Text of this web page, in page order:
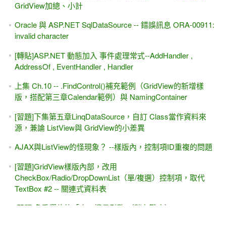
GridView加總、小計
Oracle 與 ASP.NET SqlDataSource -- 錯誤訊息 ORA-00911:
invalid character
[轉貼]ASP.NET 動態加入 事件處理常式--AddHandler ,
AddressOf , EventHandler , Handler
上集 Ch.10 -- .FindControl()補充範例（GridView的新增樣
版，搭配第三章Calendar範例）與 NamingContainer
[習題]下集第五章LinqDataSource，自訂 Class當作資料來
源，兼論 ListView與 GridView的小差異
AJAX與ListView的怪現象？ --樣版內，控制項ID重複的問題
[習題]GridView樣版內部，改用
CheckBox/Radio/DropDownList（單/複選）控制項，取代
TextBox #2 -- 關連式資料表
[習題]多重欄位的「小」搜尋引擎 （稍有難度）